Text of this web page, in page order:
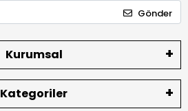
Gönder
Kurumsal
Kategoriler